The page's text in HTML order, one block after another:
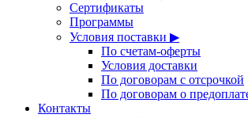
Сертификаты
Программы
Условия поставки ▶
По счетам-оферты
Условия доставки
По договорам с отсрочкой
По договорам о
Контакты